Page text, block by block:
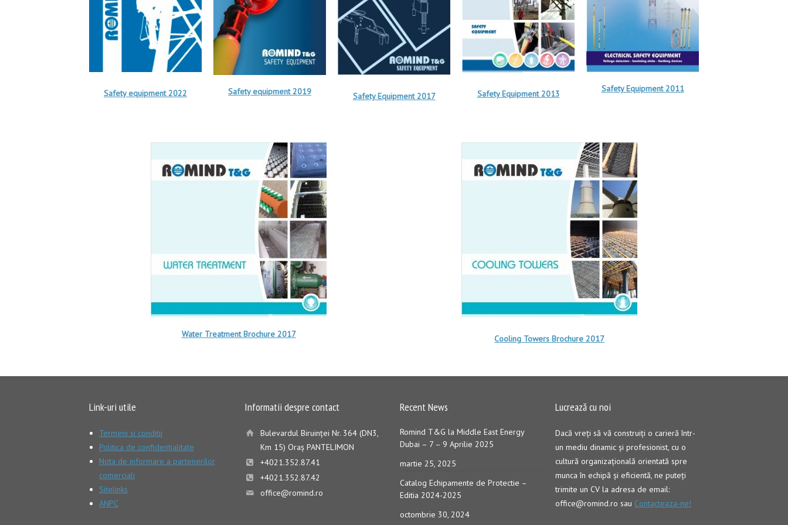
Safety equipment 2022 Safety equipment 2019 Safety Equipment 2017 Safety Equipment 2013
Safety Equipment 2011
Water Treatment Brochure 2017 Cooling Towers Brochure 2017
Link-uri utile
Termeni si conditii
Politica de confidentialitate
Nota de informare a partenerilor
comerciali
Sitelinks
ANPC
Informatii despre contact
Bulevardul Biruinţei Nr. 364 (DN3,
Km 15) Oraş PANTELIMON
+4021.352.87.41
+4021.352.87.42
office@romind.ro
Recent News
Romind T&G la Middle East Energy
Dubai – 7 – 9 Aprilie 2025
martie 25, 2025
Catalog Echipamente de Protectie –
Editia 2024-2025
octombrie 30, 2024
Lucrează cu noi
Dacă vreţi să vă construiţi o carieră într-
un mediu dinamic şi profesionist, cu o
cultură organizaţională orientată spre
munca în echipă şi eficientă, ne puteți
trimite un CV la adresa de email:
office@romind.ro sau Contacteaza-ne!